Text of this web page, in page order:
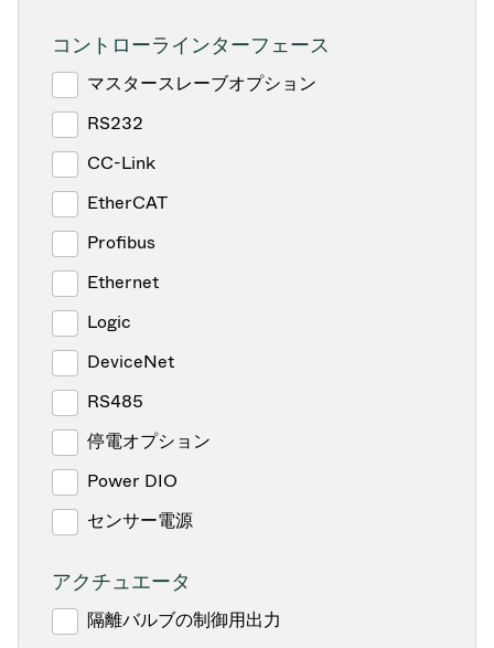
コントローラインターフェース
マスタースレーブオプション
RS232
CC-Link
EtherCAT
Profibus
Ethernet
Logic
DeviceNet
RS485
停電オプション
Power DIO
センサー電源
アクチュエータ
隔離バルブの制御用出力